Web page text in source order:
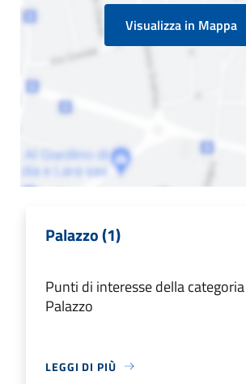
Visualizza in Mappa
Palazzo (1)
Punti di interesse della categoria
Palazzo
LEGGI DI PIÙ